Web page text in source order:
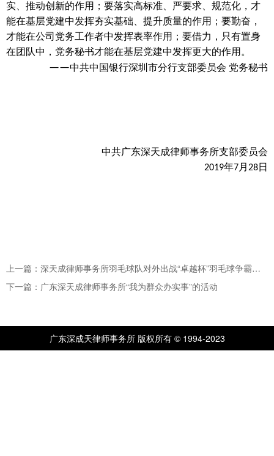
实、推动创新的作用；要落实高标准、严要求、规范化，才
能在基层党建中发挥夯实基础、提升质量的作用；要勤奋，
才能在公司党务工作者中发挥表率作用；要借力，只有置身
在团队中，党务秘书才能在基层党建中发挥更大的作用 。
——中共中国银行深圳市分行支部委员会 党务秘书
中共广东深天成律师事务所支部委员会
2019年7月 28日
上一篇：深天成律师事务所羽毛球队对外出战“卓越杯”羽毛球争霸赛！
下一篇：广东深天成律师事务所“我为群众办实事”的活动
广东深成天律师事务所 版权所有 © 1994-2023